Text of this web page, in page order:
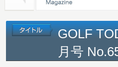
GOLF
月号